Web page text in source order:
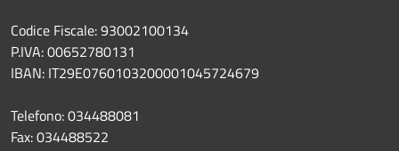
Codice Fiscale: 93002100134
P.IVA: 00652780131
IBAN: IT29E0760103200001045724679
Telefono: 034488081
Fax: 034488522